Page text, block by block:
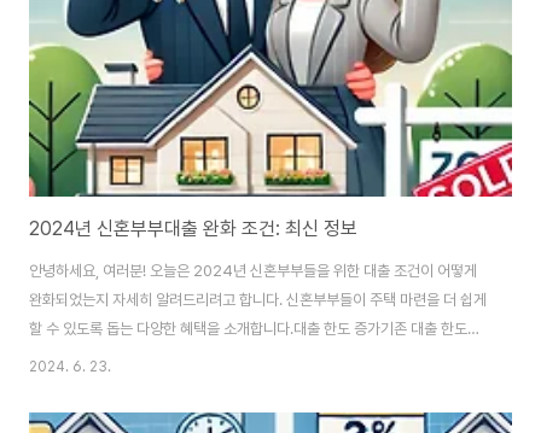
2024년 신혼부부대출 완화 조건: 최신 정보
안녕하세요, 여러분! 오늘은 2024년 신혼부부들을 위한 대출 조건이 어떻게
완화되었는지 자세히 알려드리려고 합니다. 신혼부부들이 주택 마련을 더 쉽게
할 수 있도록 돕는 다양한 혜택을 소개합니다.대출 한도 증가기존 대출 한도는
최대 2억 원이었으나, 이제 최대 3억 원까지 대출 가능합니다. 이는 많은 신혼
별 금리 혜택도 제공됩니다. 기존 금리가 연 3%대였던 반면, 이제 연 2%대의
2024. 6. 23.